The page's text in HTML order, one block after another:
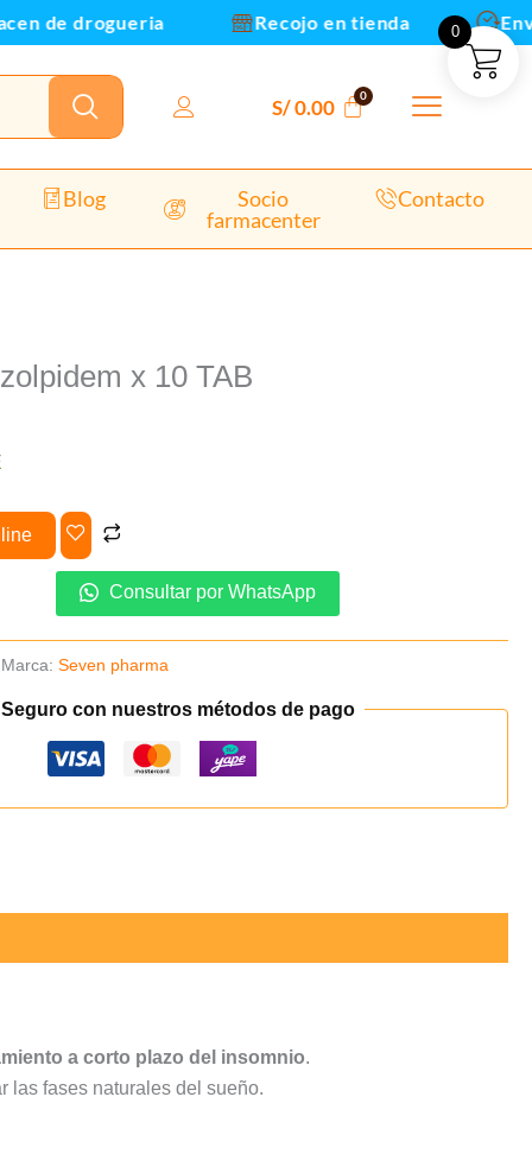
de drogueria Recojo en tienda Envios
S/0.00
Blog
Socio
farmacenter
Contacto
x 10 TAB
Consultar por WhatsApp
Marca:Seven pharma
Seguro con nuestros métodos de pago
a corto plazo del insomnio.
las fases naturales del sueño.
0